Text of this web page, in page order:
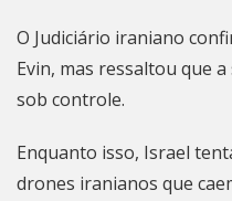
O Judiciário iraniano
Evin, mas ressaltou que
sob controle.
Enquanto isso, Israel
drones iranianos que